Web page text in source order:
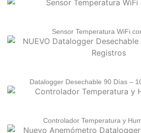
Sensor Temperatura WiFi
Datalogger Desechable 90 Días –
Controlador Temperatura y